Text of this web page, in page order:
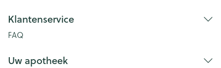
Klantenservice
FAQ
Uw apotheek